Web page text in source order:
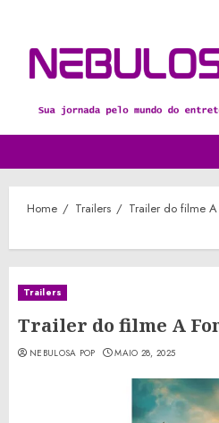
content
Home Trailers Trailer do filme
Trailers
Trailer do filme A
NEBULOSA POP MAIO 28, 2025